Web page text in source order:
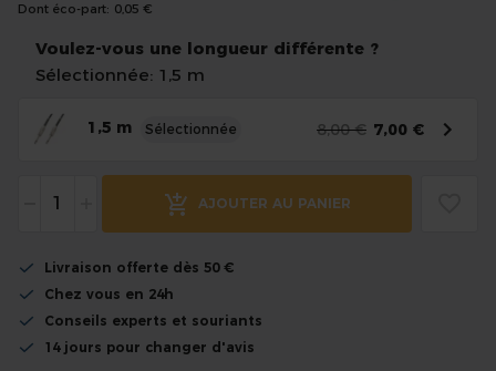
Dont éco-part: 0,05 €
Voulez-vous une longueur différente ?
Sélectionnée: 1,5 m
1,5 m Sélectionnée 7,00 €
8,00 €
AJOUTER AU PANIER
Livraison offerte dès 50 €
Chez vous en 24h
Conseils experts et souriants
14 jours pour changer d'avis
beginning
the
gallery